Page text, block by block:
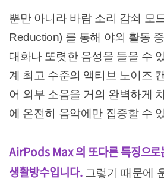
뿐만 아니라 바람 소리 감쇠 모
Reduction) 를 통해 야외 활동
대화나 또렷한 음성을 들을 수
계 최고 수준의 액티브 노이즈
어 외부 소음을 거의 완벽하게
에 온전히 음악에만 집중할 수
AirPods Max 의 또다른 특징으로
생활방수입니다. 그렇기 때문에